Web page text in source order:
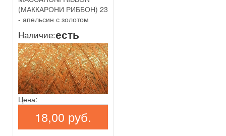
(МАККАРОНИ РИББОН) 23
- апельсин с золотом
Наличие:есть
Цена:
18,00 руб.